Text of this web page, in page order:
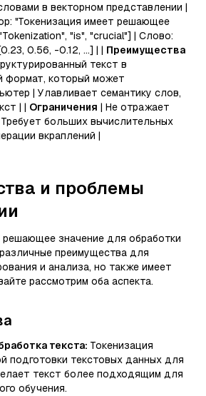
в векторном представлении |
"Токенизация имеет решающее
"is", "crucial"] | Слово:
0.56, -0.12, ...] | | Преимущества
текст в
формат, который может
| Улавливает семантику слов,
| | Ограничения | Не отражает
больших вычислительных
вкраплений |
и проблемы
решающее значение для обработки
преимущества для
и анализа, но также имеет
рассмотрим оба аспекта.
текста: Токенизация
подготовки текстовых данных для
текст более подходящим для
обучения.